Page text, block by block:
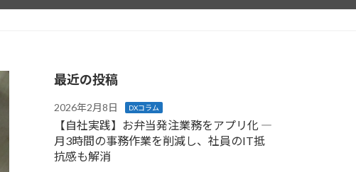
最近の投稿
2026年2月8日 DXコラム
【自社実践】お弁当発注業務をアプリ化 ―
月3時間の事務作業を削減し、社員のIT抵
抗感も解消